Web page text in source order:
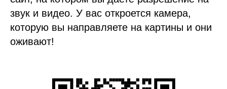
звук и видео. У вас откроется камера,
которую вы направляете на картины и они
оживают!